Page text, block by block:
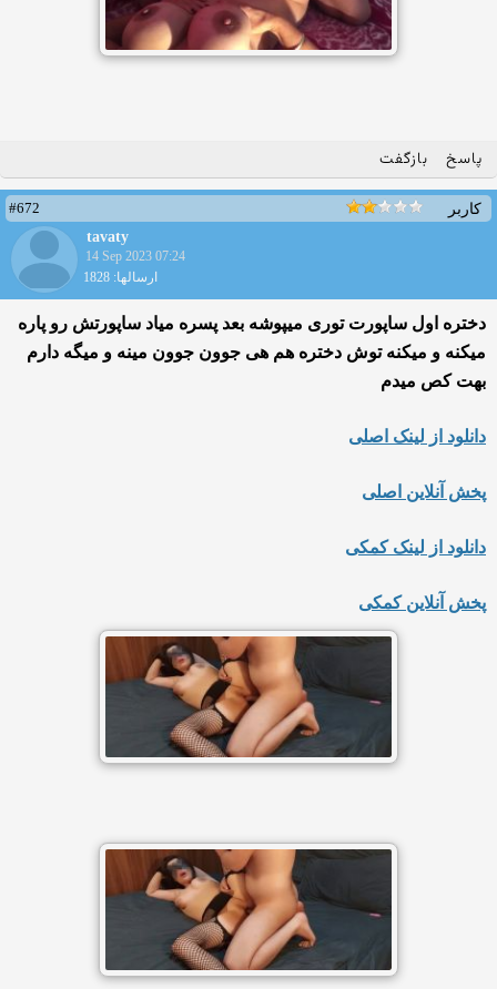
پاسخ بازگفت
کاربر
#672
tavaty
14 Sep 2023 07:24
ارسالها: 1828
دختره اول ساپورت توری میپوشه بعد پسره میاد ساپورتش رو پاره
میکنه و میکنه توش دختره هم هی جوون جوون مینه و میگه دارم
بهت کص میدم
دانلود از لینک اصلی
پخش آنلاین اصلی
دانلود از لینک کمکی
پخش آنلاین کمکی